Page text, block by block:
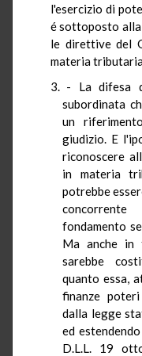
l'esercizio di
é sottoposto
le direttive del
materia
- La difesa
subordinata
un
giudizio. E
riconoscere
in materia
potrebbe
fondamento
Ma anche in
sarebbe
quanto essa,
finanze
dalla legge
ed
D.L.L. 19